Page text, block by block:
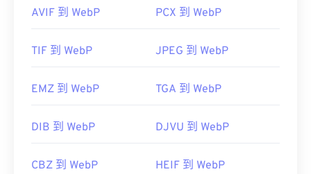
AVIF 到 WebP PCX 到 WebP
TIF 到 WebP JPEG 到 WebP
EMZ 到 WebP TGA 到 WebP
DIB 到 WebP DJVU 到 WebP
CBZ 到 WebP HEIF 到 WebP